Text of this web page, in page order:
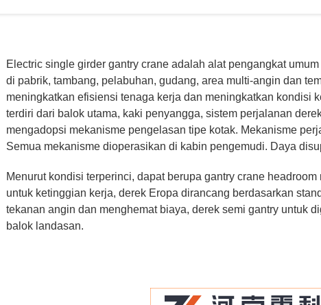
Electric single girder gantry crane adalah alat pengangkat
di pabrik, tambang, pelabuhan, gudang, area multi-angin dan
meningkatkan efisiensi tenaga kerja dan meningkatkan kondisi
terdiri dari balok utama, kaki penyangga, sistem perjalanan
mengadopsi mekanisme pengelasan tipe kotak. Mekanisme
Semua mekanisme dioperasikan di kabin pengemudi. Daya
Menurut kondisi terperinci, dapat berupa gantry crane
untuk ketinggian kerja, derek Eropa dirancang berdasarkan
tekanan angin dan menghemat biaya, derek semi gantry untuk
balok landasan.